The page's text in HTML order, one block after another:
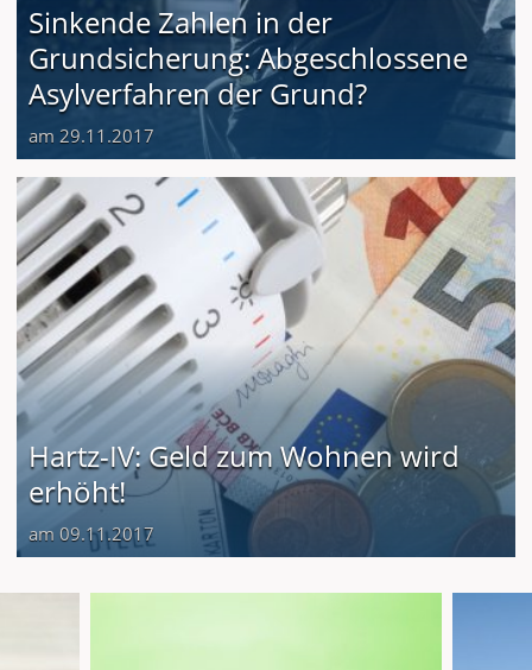
Sinkende Zahlen in der
Grundsicherung: Abgeschlossene
Asylverfahren der Grund?
am 29.11.2017
Hartz-IV: Geld zum Wohnen wird
erhöht!
am 09.11.2017